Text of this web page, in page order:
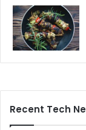
Recent Tech